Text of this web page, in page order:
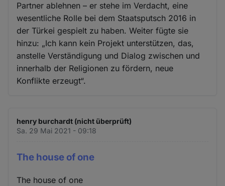
Partner ablehnen – er stehe im Verdacht, eine
wesentliche Rolle bei dem Staatsputsch 2016 in
der Türkei gespielt zu haben. Weiter fügte sie
hinzu: „Ich kann kein Projekt unterstützen, das,
anstelle Verständigung und Dialog zwischen und
innerhalb der Religionen zu fördern, neue
Konflikte erzeugt“.
henry burchardt (nicht überprüft)
Sa. 29 Mai 2021 - 09:18
The house of one
The house of one